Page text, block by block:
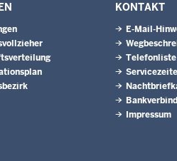
KONTAKT
E-Mail-
Telefonliste
Impressum